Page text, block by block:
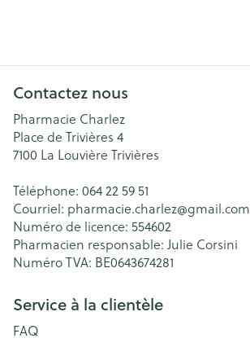
Contactez nous
Pharmacie Charlez
Place de Trivières 4
7100 La Louvière Trivières
Téléphone: 064 22 59 51
Courriel: pharmacie.charlez@gmail.com
Numéro de licence: 554602
Pharmacien responsable: Julie Corsini
Numéro TVA: BE0643674281
Service à la clientèle
FAQ